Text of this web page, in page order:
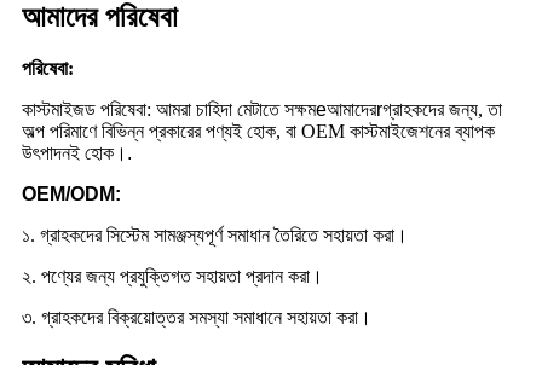
আমাদের পরিষেবা
পরিষেবা:
কাস্টমাইজড পরিষেবা: আমরা চাহিদা মেটাতে সক্ষমeআমাদেরrগ্রাহকদের জন্য, তা
অল্প পরিমাণে বিভিন্ন প্রকারের পণ্যই হোক, বা OEM কাস্টমাইজেশনের ব্যাপক
উৎপাদনই হোক। .
OEM/ODM:
১. গ্রাহকদের সিস্টেম সামঞ্জস্যপূর্ণ সমাধান তৈরিতে সহায়তা করা।
২. পণ্যের জন্য প্রযুক্তিগত সহায়তা প্রদান করা।
৩. গ্রাহকদের বিক্রয়োত্তর সমস্যা সমাধানে সহায়তা করা।